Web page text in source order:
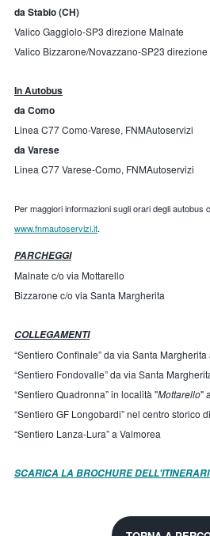
da Stabio(CH)
Valico Gaggiolo-SP3 direzione Malnate
Valico Bizzarone/Novazzano-SP23
In Autobus
da Como
Linea C77 Como-Varese, FNMAutoservizi
da Varese
Linea C77 Varese-Como, FNMAutoservizi
Per maggiori informazioni sugli orari degli autobus
www.fnmautoservizi.it.
PARCHEGGI
Malnate c/o via Mottarello
Bizzarone c/o via Santa Margherita
COLLEGAMENTI
“Sentiero Confinale” da via Santa
“Sentiero Fondovalle” da via Santa
“Sentiero Quadronna” in località "Mottarello"
“Sentiero GF Longobardi” nel centro storico
“Sentiero Lanza-Lura” a Valmorea
SCARICA LA BROCHURE